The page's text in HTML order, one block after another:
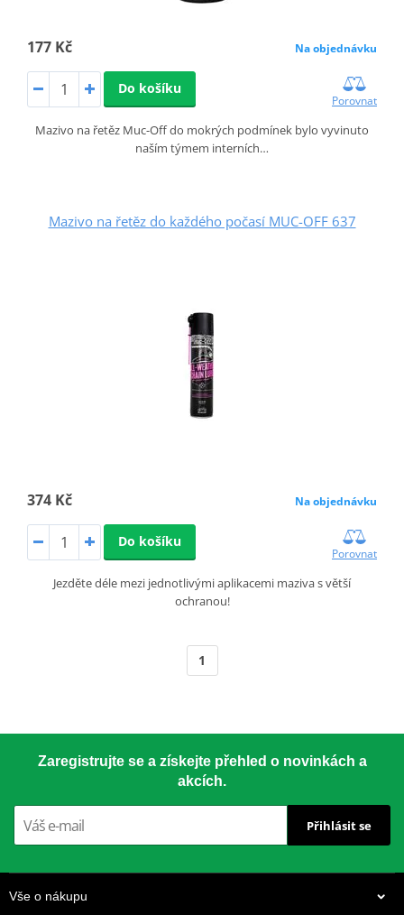
177 Kč Na objednávku
Do košíku
Porovnat
Mazivo na řetěz Muc-Off do mokrých podmínek bylo vyvinuto
naším týmem interních…
Mazivo na řetěz do každého počasí MUC-OFF 637
374 Kč Na objednávku
Do košíku
Porovnat
Jezděte déle mezi jednotlivými aplikacemi maziva s větší
ochranou!
1
Zaregistrujte se a získejte přehled o novinkách a
akcích.
Přihlásit se
Vše o nákupu